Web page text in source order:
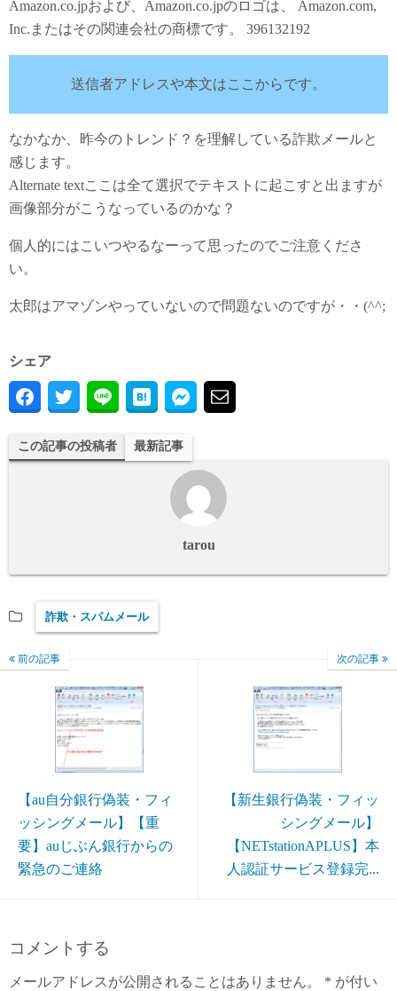
Amazon.co.jpおよび、Amazon.co.jpのロゴは、 Amazon.com,
Inc.またはその関連会社の商標です。 396132192
送信者アドレスや本文はここからです。
なかなか、昨今のトレンド？を理解している詐欺メールと
感じます。
Alternate textここは全て選択でテキストに起こすと出ますが
画像部分がこうなっているのかな？
個人的にはこいつやるなーって思ったのでご注意くださ
い。
太郎はアマゾンやっていないので問題ないのですが・・(^^;
シェア
この記事の投稿者 最新記事
tarou
詐欺・スパムメール
前の記事
【au自分銀行偽装・フィ
ッシングメール】【重
要】auじぶん銀行からの
緊急のご連絡
次の記事
【新生銀行偽装・フィッ
シングメール】
【NETstationAPLUS】本
人認証サービス登録完...
コメントする
メールアドレスが公開されることはありません。 * が付い